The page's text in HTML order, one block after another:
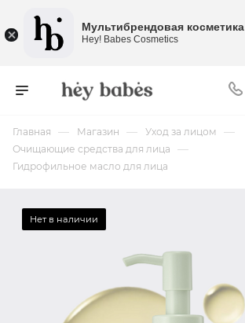
Главная — Магазин — Уход за лицом —
Очищающие средства для лица —
Гидрофильное масло для лица
Нет в наличии
Мультибрендовая косметика
Hey! Babes Cosmetics